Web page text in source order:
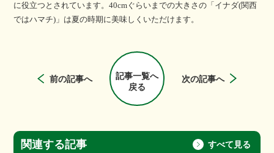
に役立つとされています。40cmぐらいまでの大きさの「イナダ(関西
ではハマチ)」は夏の時期に美味しくいただけます。
前の記事へ
記事一覧へ
戻る
次の記事へ
関連する記事 すべて見る